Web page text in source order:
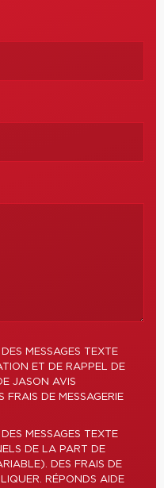
MESSAGES TEXTE
ET DE RAPPEL DE
JASON AVIS
FRAIS DE MESSAGERIE
MESSAGES TEXTE
DE LA PART DE
DES FRAIS DE
RÉPONDS AIDE